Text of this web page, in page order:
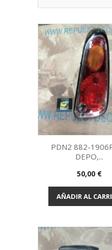
Vista
PDN2 882-
DEPO,...
Precio
50,00 €
AÑADIR AL